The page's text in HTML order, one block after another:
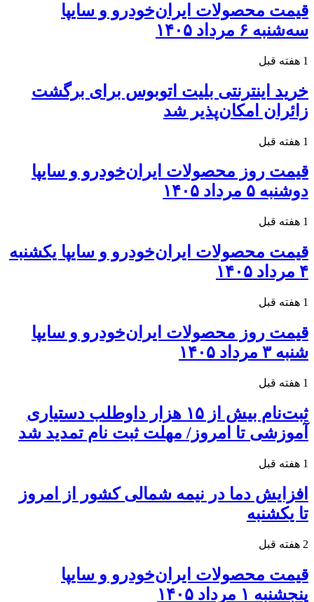
قیمت محصولات ایران‌خودرو و سایپا
سه‌شنبه ۶ مرداد ۱۴۰۵
1 هفته قبل
خرید اینترنتی بلیت اتوبوس برای برگشت
زائران امکان‌پذیر شد
1 هفته قبل
قیمت روز محصولات ایران‌خودرو و سایپا
دوشنبه ۵ مرداد ۱۴۰۵
1 هفته قبل
قیمت محصولات ایران‌خودرو و سایپا یکشنبه
۴ مرداد ۱۴۰۵
1 هفته قبل
قیمت روز محصولات ایران‌خودرو و سایپا
شنبه ۳ مرداد ۱۴۰۵
1 هفته قبل
ثبت‌نام بیش از ۱۵ هزار داوطلب دستیاری
آموزشی تا امروز/ مهلت ثبت نام تمدید شد
1 هفته قبل
افزایش دما در نیمه شمالی کشور از امروز
تا یکشنبه
2 هفته قبل
قیمت محصولات ایران‌خودرو و سایپا
پنجشنبه ۱ مرداد ۱۴۰۵